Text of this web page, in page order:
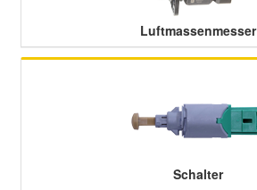
Luftmassenmesser
Schalter
Volvo Ersatzteile